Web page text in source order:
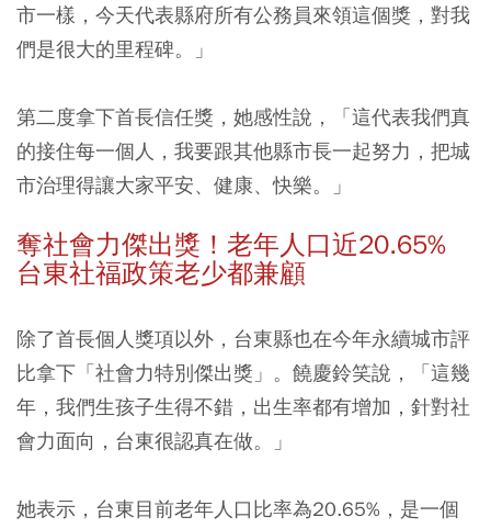
市一樣，今天代表縣府所有公務員來領這個獎，對我
們是很大的里程碑。」
第二度拿下首長信任獎，她感性說，「這代表我們真
的接住每一個人，我要跟其他縣市長一起努力，把城
市治理得讓大家平安、健康、快樂。」
奪社會力傑出獎！老年人口近20.65%
台東社福政策老少都兼顧
除了首長個人獎項以外，台東縣也在今年永續城市評
比拿下「社會力特別傑出獎」。饒慶鈴笑說，「這幾
年，我們生孩子生得不錯，出生率都有增加，針對社
會力面向，台東很認真在做。」
她表示，台東目前老年人口比率為20.65%，是一個